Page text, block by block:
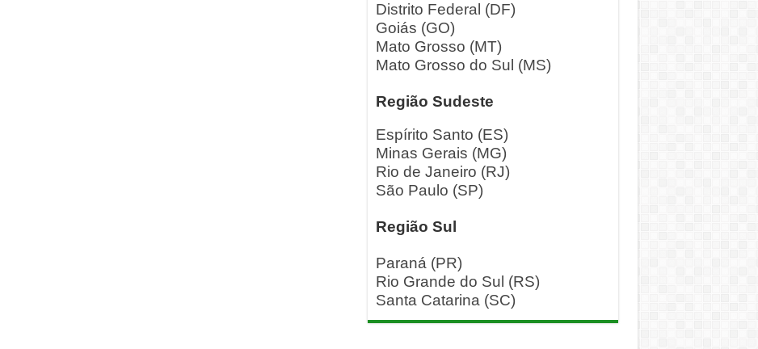
Distrito Federal (DF)
Goiás (GO)
Mato Grosso (MT)
Mato Grosso do Sul (MS)
Região Sudeste
Espírito Santo (ES)
Minas Gerais (MG)
Rio de Janeiro (RJ)
São Paulo (SP)
Região Sul
Paraná (PR)
Rio Grande do Sul (RS)
Santa Catarina (SC)